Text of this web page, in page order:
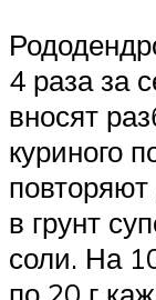
4 раза за
вносят
куриного
в грунт
соли. На